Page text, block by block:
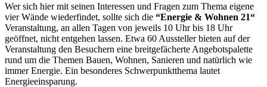
Wer sich hier mit seinen Interessen und Fragen zum Thema eigene
vier Wände wiederfindet, sollte sich die “Energie & Wohnen 21“
Veranstaltung, an allen Tagen von jeweils 10 Uhr bis 18 Uhr
geöffnet, nicht entgehen lassen. Etwa 60 Aussteller bieten auf der
Veranstaltung den Besuchern eine breitgefächerte Angebotspalette
rund um die Themen Bauen, Wohnen, Sanieren und natürlich wie
immer Energie. Ein besonderes Schwerpunktthema lautet
Energieeinsparung.